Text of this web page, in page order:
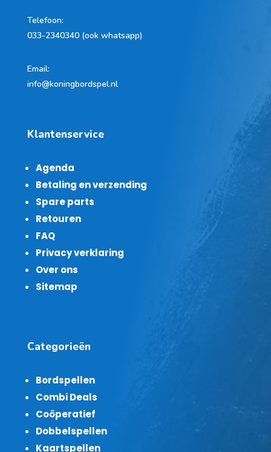
Telefoon:
033-2340340 (ook whatsapp)
Email:
info@koningbordspel.nl
Klantenservice
Agenda
Betaling en verzending
Spare parts
Retouren
FAQ
Privacy verklaring
Over ons
Sitemap
Categorieën
Bordspellen
Combi Deals
Coöperatief
Dobbelspellen
Kaartspellen